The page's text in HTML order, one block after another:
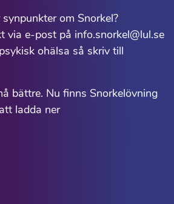
om Snorkel?
via e-post på info.snorkel@lul.se
ohälsa så skriv till
bättre. Nu finns Snorkelövning
ladda ner